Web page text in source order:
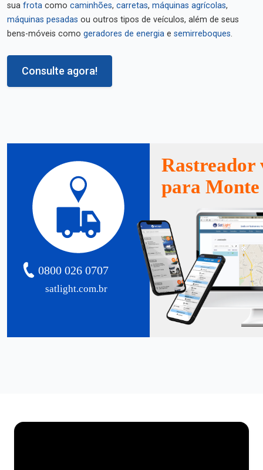
sua frota como caminhões, carretas, máquinas agrícolas,
máquinas pesadas ou outros tipos de veículos, além de seus
bens-móveis como geradores de energia e semirreboques.
Consulte agora!
satlight.com.br
0800 026 0707
Rastreador
para